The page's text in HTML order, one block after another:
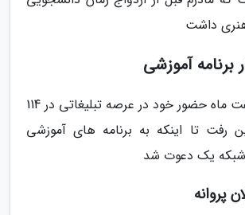
هنری داشت
برنامه آموزشی
ترلان در مدت هفت ماه حضور خود در عرصه تبلیغاتی در 114
رفت تا اینکه به برنامه های آموزشی
یک دعوت شد
پروانه